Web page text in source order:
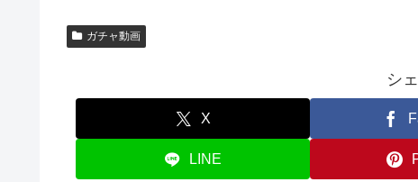
ガチャ動画
シ
X
LINE